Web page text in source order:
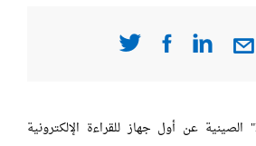
كشفت شركة "Readmoo" الصينية عن أول جهاز للقراءة الإلكترونية